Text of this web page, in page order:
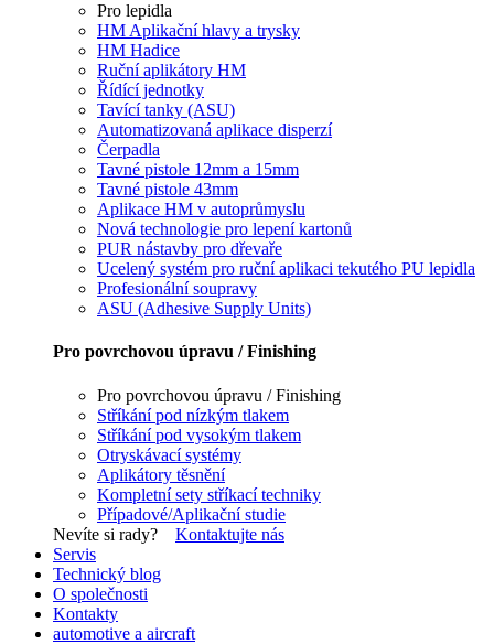
Pro lepidla
HM Aplikační hlavy a trysky
HM Hadice
Ruční aplikátory HM
Řídící jednotky
Tavící tanky (ASU)
Automatizovaná aplikace disperzí
Čerpadla
Tavné pistole 12mm a 15mm
Tavné pistole 43mm
Aplikace HM v autoprůmyslu
Nová technologie pro lepení kartonů
PUR nástavby pro dřevaře
Ucelený systém pro ruční aplikaci tekutého PU lepidla
Profesionální soupravy
ASU (Adhesive Supply Units)
Pro povrchovou úpravu / Finishing
Pro povrchovou úpravu / Finishing
Stříkání pod nízkým tlakem
Stříkání pod vysokým tlakem
Otryskávací systémy
Aplikátory těsnění
Kompletní sety stříkací techniky
Případové/Aplikační studie
Nevíte si rady? Kontaktujte nás
Servis
Technický blog
O společnosti
Kontakty
automotive a aircraft